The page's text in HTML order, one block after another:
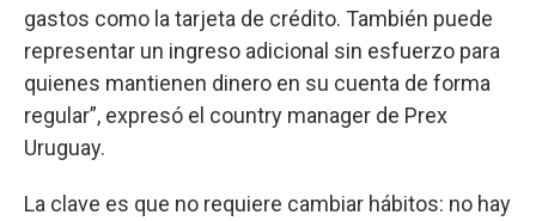
gastos como la tarjeta de crédito. También puede
representar un ingreso adicional sin esfuerzo para
quienes mantienen dinero en su cuenta de forma
regular”, expresó el country manager de Prex
Uruguay.
La clave es que no requiere cambiar hábitos: no hay